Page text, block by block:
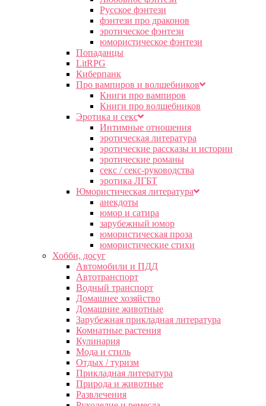
Русское фэнтези
фэнтези про драконов
эротическое фэнтези
юмористическое фэнтези
Попаданцы
LitRPG
Киберпанк
Про вампиров и волшебников
Книги про вампиров
Книги про волшебников
Эротика и секс
Интимные отношения
эротическая литература
эротические рассказы и истории
эротические романы
секс / секс-руководства
эротика ЛГБТ
Юмористическая литература
анекдоты
юмор и сатира
зарубежный юмор
юмористическая проза
юмористические стихи
Хобби, досуг
Автомобили и ПДД
Автотранспорт
Водный транспорт
Домашнее хозяйство
Домашние животные
Зарубежная прикладная литература
Комнатные растения
Кулинария
Мода и стиль
Отдых / туризм
Прикладная литература
Природа и животные
Развлечения